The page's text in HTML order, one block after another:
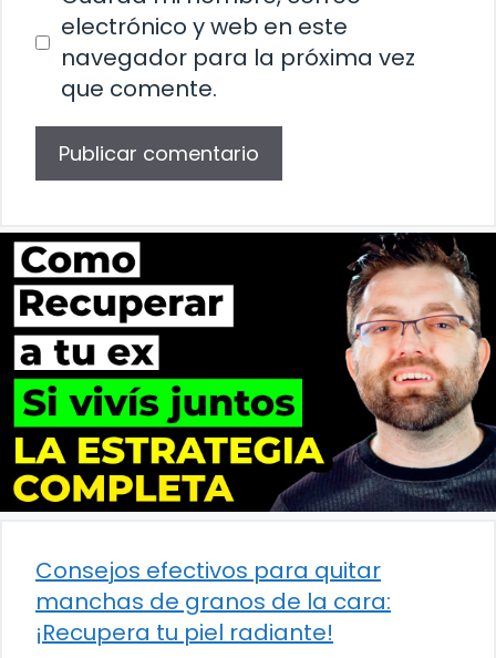
electrónico y web en este
navegador para la próxima vez
que comente.
Consejos efectivos para quitar
manchas de granos de la cara:
¡Recupera tu piel radiante!